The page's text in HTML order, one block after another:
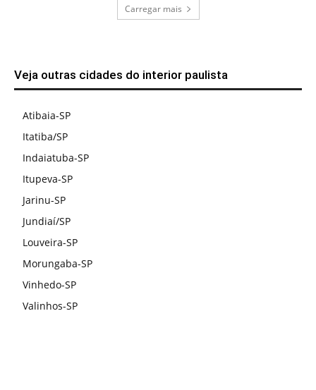
Carregar mais
Veja outras cidades do interior paulista
Atibaia-SP
Itatiba/SP
Indaiatuba-SP
Itupeva-SP
Jarinu-SP
Jundiaí/SP
Louveira-SP
Morungaba-SP
Vinhedo-SP
Valinhos-SP